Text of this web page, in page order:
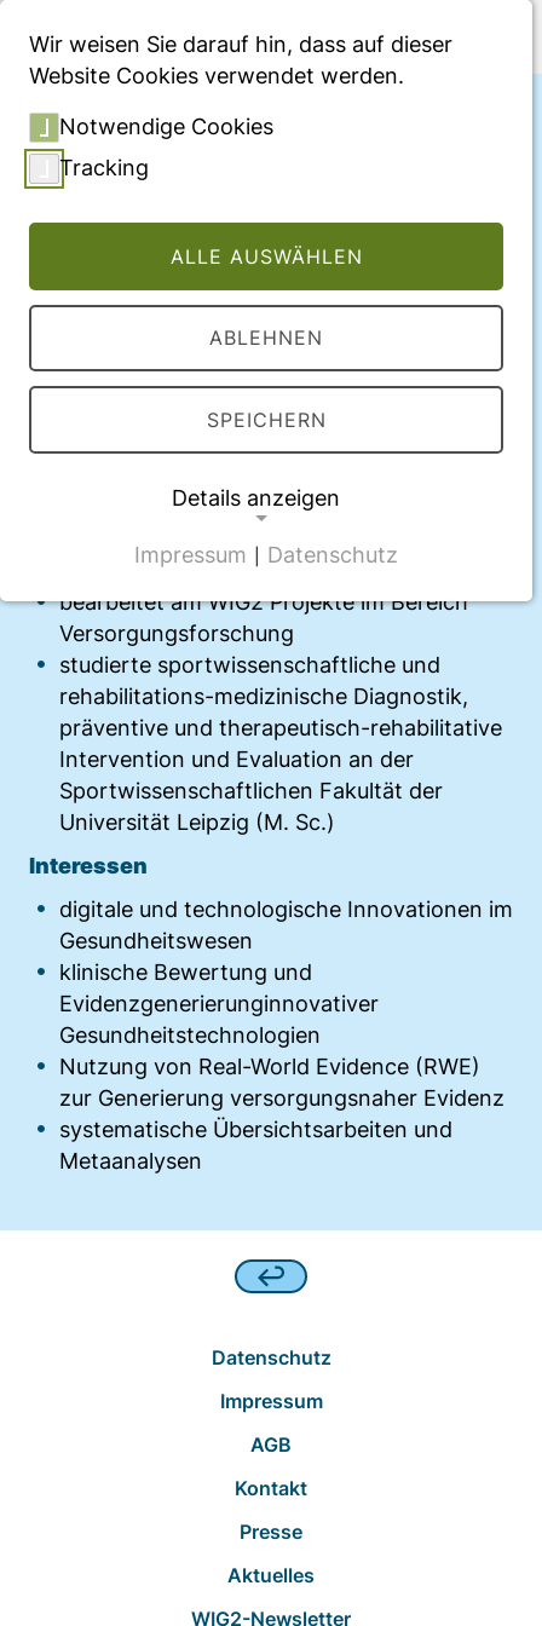
Menü
Christian Bischoff
Wissenschaftlicher Mitarbeiter
Ausbildung und Beruf
bearbeitet am WIG2 Projekte im Bereich
Versorgungsforschung
studierte sportwissenschaftliche und
rehabilitations-medizinische Diagnostik,
präventive und therapeutisch-rehabilitative
Intervention und Evaluation an der
Sportwissenschaftlichen Fakultät der
Universität Leipzig (M. Sc.)
Interessen
digitale und technologische Innovationen im
Gesundheitswesen
klinische Bewertung und
Evidenzgenerierunginnovativer
Gesundheitstechnologien
Nutzung von Real-World Evidence (RWE)
zur Generierung versorgungsnaher Evidenz
systematische Übersichtsarbeiten und
Metaanalysen
Datenschutz
Impressum
AGB
Kontakt
Presse
Aktuelles
WIG2-Newsletter
Wir weisen Sie darauf hin, dass auf dieser
Website Cookies verwendet werden.
Notwendige Cookies
Tracking
ALLE AUSWÄHLEN
ABLEHNEN
SPEICHERN
Details anzeigen
NOTWENDIGE COOKIES
CMS Cookie
Name:
fe_typo_user
Anbieter:
TYPO3
Zweck:
Sitzung
TRACKING
Wir werten das Nutzerverhalten mit
Matomo aus.
Matomo SessionID
Matomo Sprache
Impressum Datenschutz